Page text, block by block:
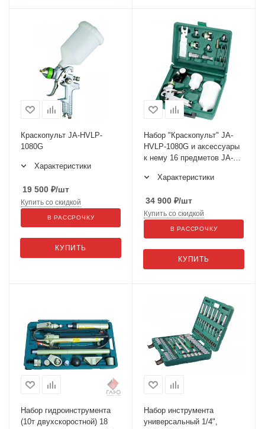
Краскопульт JA-HVLP-
1080G
Характеристики
19 500 ₽/шт
КУПИТЬ
Купить со скидкой
В РАССРОЧКУ
Набор "Краскопульт" JA-
HVLP-1080G и аксессуары
к нему 16 предметов JA-
Характеристики
34 900 ₽/шт
КУПИТЬ
Купить со скидкой
В РАССРОЧКУ
Набор гидроинструмента
(10т двухскоростной) 18
Набор инструмента
универсальный 1/4",